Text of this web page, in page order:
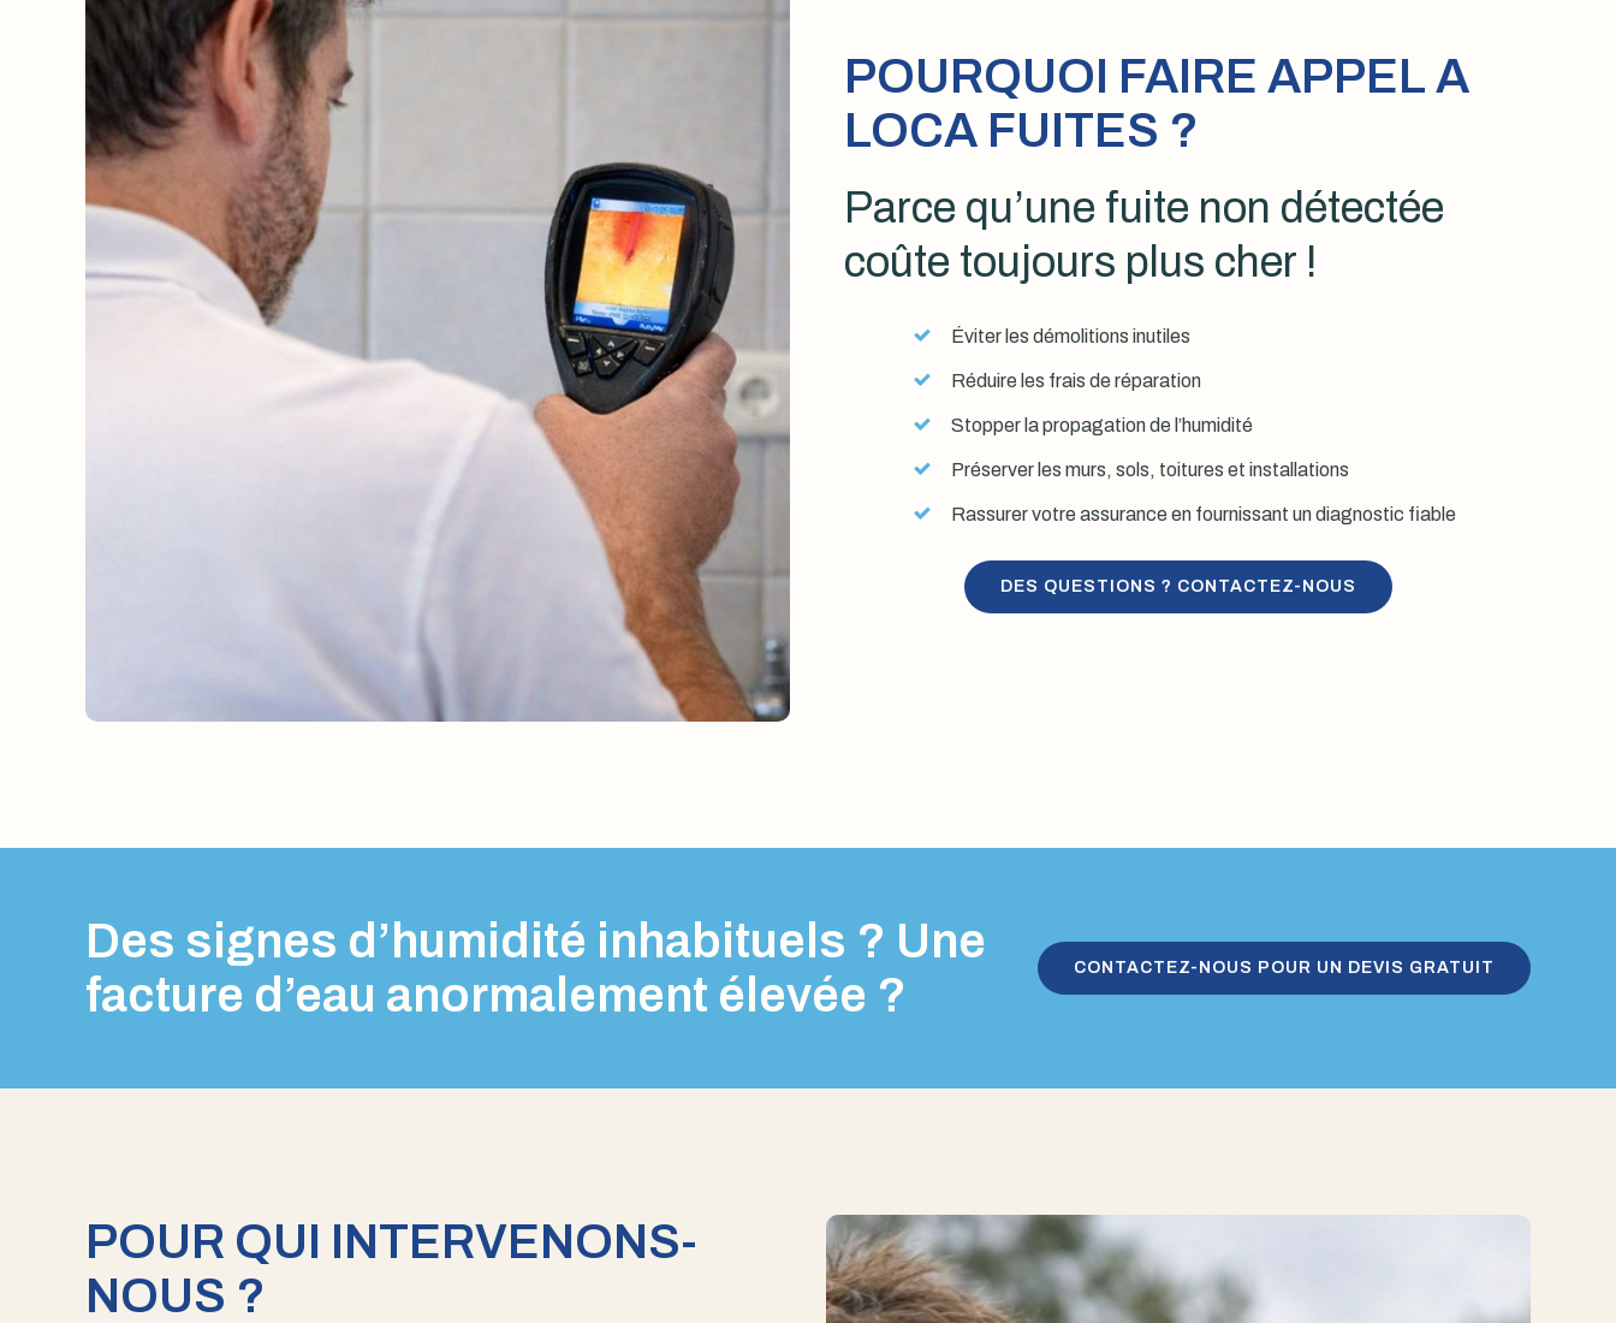
POURQUOI FAIRE APPEL A
LOCA FUITES ?
Parce qu’une fuite non détectée
coûte toujours plus cher !
Éviter les démolitions inutiles
Réduire les frais de réparation
Stopper la propagation de l’humidité
Préserver les murs, sols, toitures et installations
Rassurer votre assurance en fournissant un diagnostic fiable
DES QUESTIONS ? CONTACTEZ-NOUS
Des signes d’humidité inhabituels ? Une
facture d’eau anormalement élevée ?
CONTACTEZ-NOUS POUR UN DEVIS GRATUIT
POUR QUI INTERVENONS-
NOUS ?